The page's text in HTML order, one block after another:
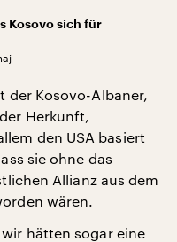
Kosovo sich für
der Kosovo-Albaner,
Herkunft,
den USA basiert
sie ohne das
Allianz aus dem
wären.
hätten sogar eine